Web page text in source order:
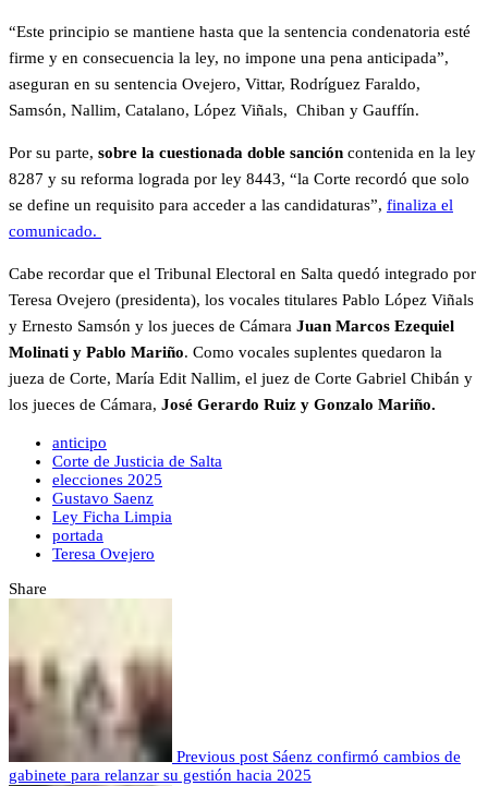
“Este principio se mantiene hasta que la sentencia condenatoria esté
firme y en consecuencia la ley, no impone una pena anticipada”,
aseguran en su sentencia Ovejero, Vittar, Rodríguez Faraldo,
Samsón, Nallim, Catalano, López Viñals, Chiban y Gauffín.
Por su parte, sobre la cuestionada doble sanción contenida en la ley
8287 y su reforma lograda por ley 8443, “la Corte recordó que solo
se define un requisito para acceder a las candidaturas”, finaliza el
comunicado.
Cabe recordar que el Tribunal Electoral en Salta quedó integrado por
Teresa Ovejero (presidenta), los vocales titulares Pablo López Viñals
y Ernesto Samsón y los jueces de Cámara Juan Marcos Ezequiel
Molinati y Pablo Mariño. Como vocales suplentes quedaron la
jueza de Corte, María Edit Nallim, el juez de Corte Gabriel Chibán y
los jueces de Cámara, José Gerardo Ruiz y Gonzalo Mariño.
anticipo
Corte de Justicia de Salta
elecciones 2025
Gustavo Saenz
Ley Ficha Limpia
portada
Teresa Ovejero
Share
Previous post Sáenz confirmó cambios de
gabinete para relanzar su gestión hacia 2025